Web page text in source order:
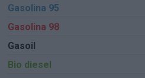
Gasolina 95
Gasolina 98
Gasoil
Bio diesel